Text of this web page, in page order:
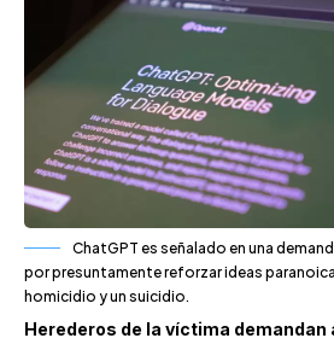
ChatGPT es señalado en una
por presuntamente reforzar ideas
homicidio y un suicidio.
Herederos de la víctima demandan